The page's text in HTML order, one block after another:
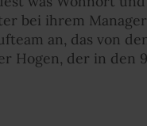
bei ihrem
an, das von
Hogen, der in den